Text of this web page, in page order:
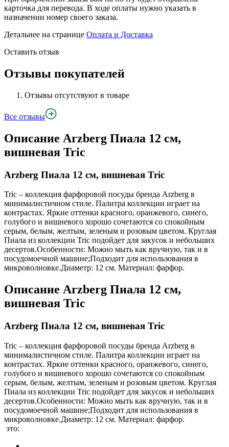
карточка для перевода. В ходе оплаты нужно указать в
назначении номер своего заказа.
Детальнее на странице Оплата и Доставка
Оставить отзыв
Отзывы покупателей
Отзывы отсутствуют в товаре
Все отзывы
Описание Arzberg Пиала 12 см,
вишневая Tric
Arzberg Пиала 12 см, вишневая Tric
Tric – коллекция фарфоровой посуды бренда Arzberg в
минималистичном стиле. Палитра коллекции играет на
контрастах. Яркие оттенки красного, оранжевого, синего,
голубого и вишневого хорошо сочетаются со спокойным
серым, белым, желтым, зеленым и розовым цветом. Круглая
Пиала из коллекции Tric подойдет для закусок и небольших
десертов.Особенности: Можно мыть как вручную, так и в
посудомоечной машине;Подходит для использования в
микроволновке.Диаметр: 12 см. Материал: фарфор.
Описание Arzberg Пиала 12 см,
вишневая Tric
Arzberg Пиала 12 см, вишневая Tric
Tric – коллекция фарфоровой посуды бренда Arzberg в
минималистичном стиле. Палитра коллекции играет на
контрастах. Яркие оттенки красного, оранжевого, синего,
голубого и вишневого хорошо сочетаются со спокойным
серым, белым, желтым, зеленым и розовым цветом. Круглая
Пиала из коллекции Tric подойдет для закусок и небольших
десертов.Особенности: Можно мыть как вручную, так и в
посудомоечной машине;Подходит для использования в
микроволновке.Диаметр: 12 см. Материал: фарфор.
это: